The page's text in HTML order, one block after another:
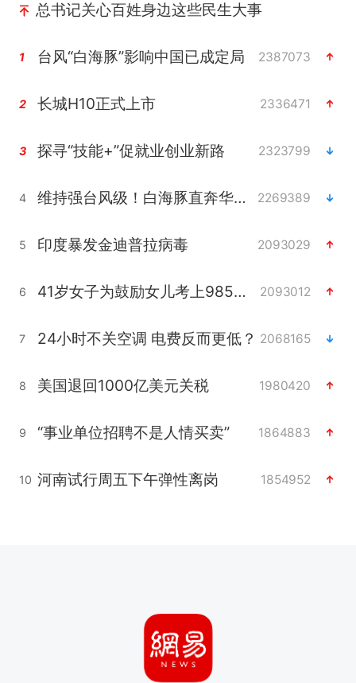
总书记关心百姓身边这些民生大事
1 台风“白海豚”影响中国已成定局 2387073
2 长城H10正式上市 2336471
3 探寻“技能+”促就业创业新路 2323799
4 维持强台风级！白海豚直奔华东沿海 2269389
5 印度暴发金迪普拉病毒 2093029
6 41岁女子为鼓励女儿考上985研究生 2093012
7 24小时不关空调 电费反而更低？ 2068165
8 美国退回1000亿美元关税 1980420
9 “事业单位招聘不是人情买卖” 1864883
10 河南试行周五下午弹性离岗 1854952